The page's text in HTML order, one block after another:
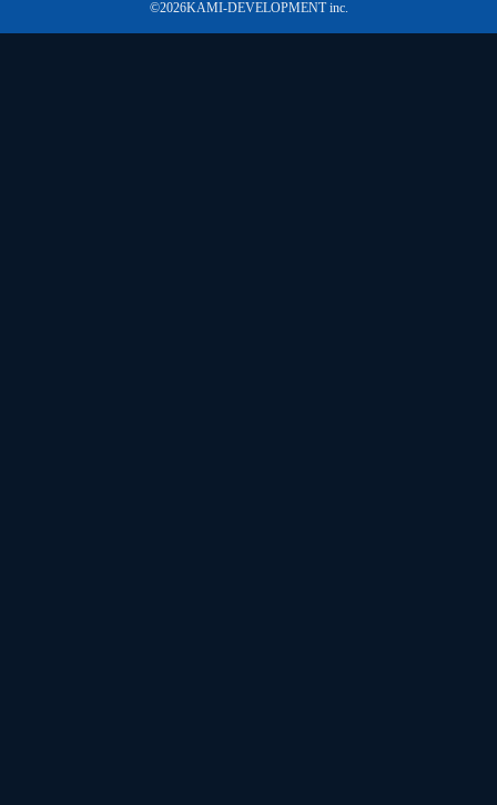
©2026KAMI-DEVELOPMENT inc.